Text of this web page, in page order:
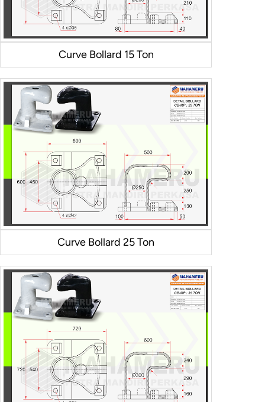
Curve Bollard 15 Ton
Curve Bollard 25 Ton